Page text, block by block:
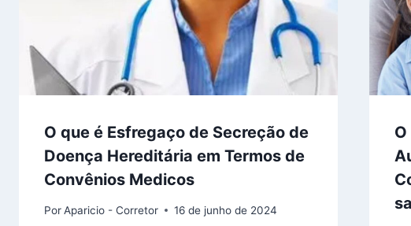
O que é Esfregaço de Secreção de
Doença Hereditária em Termos de
Convênios Medicos
PorAparicio - Corretor 16 de junho de 2024